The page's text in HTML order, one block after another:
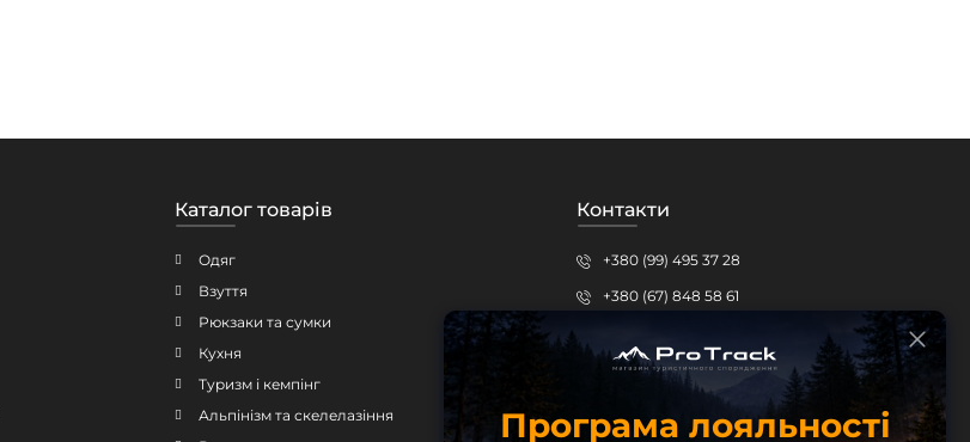
Каталог товарів
Одяг
Взуття
Рюкзаки та сумки
Кухня
Туризм і кемпінг
Альпінізм та скелелазіння
Контакти
+380 (99) 495 37 28
+380 (67) 848 58 61
Кропивницький, вул.Шевченка, 15б
Безкоштовна консультація
Програма лояльності